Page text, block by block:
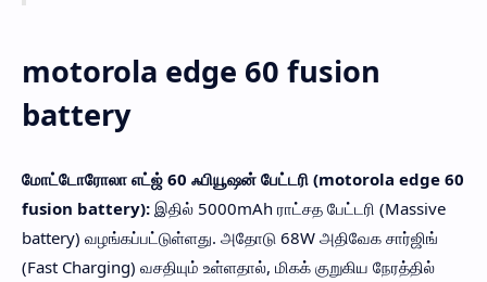
motorola edge 60 fusion
battery
மோட்டோரோலா எட்ஜ் 60 ஃபியூஷன் பேட்டரி (motorola edge 60
fusion battery): இதில் 5000mAh ராட்சத பேட்டரி (Massive
battery) வழங்கப்பட்டுள்ளது. அதோடு 68W அதிவேக சார்ஜிங்
(Fast Charging) வசதியும் உள்ளதால், மிகக் குறுகிய நேரத்தில்